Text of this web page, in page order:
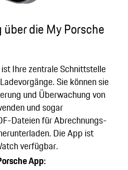
die My Porsche
Ihre zentrale Schnittstelle
Sie können sie
und Überwachung von
und sogar
Dateien für Abrechnungs-
Die App ist
verfügbar.
App: